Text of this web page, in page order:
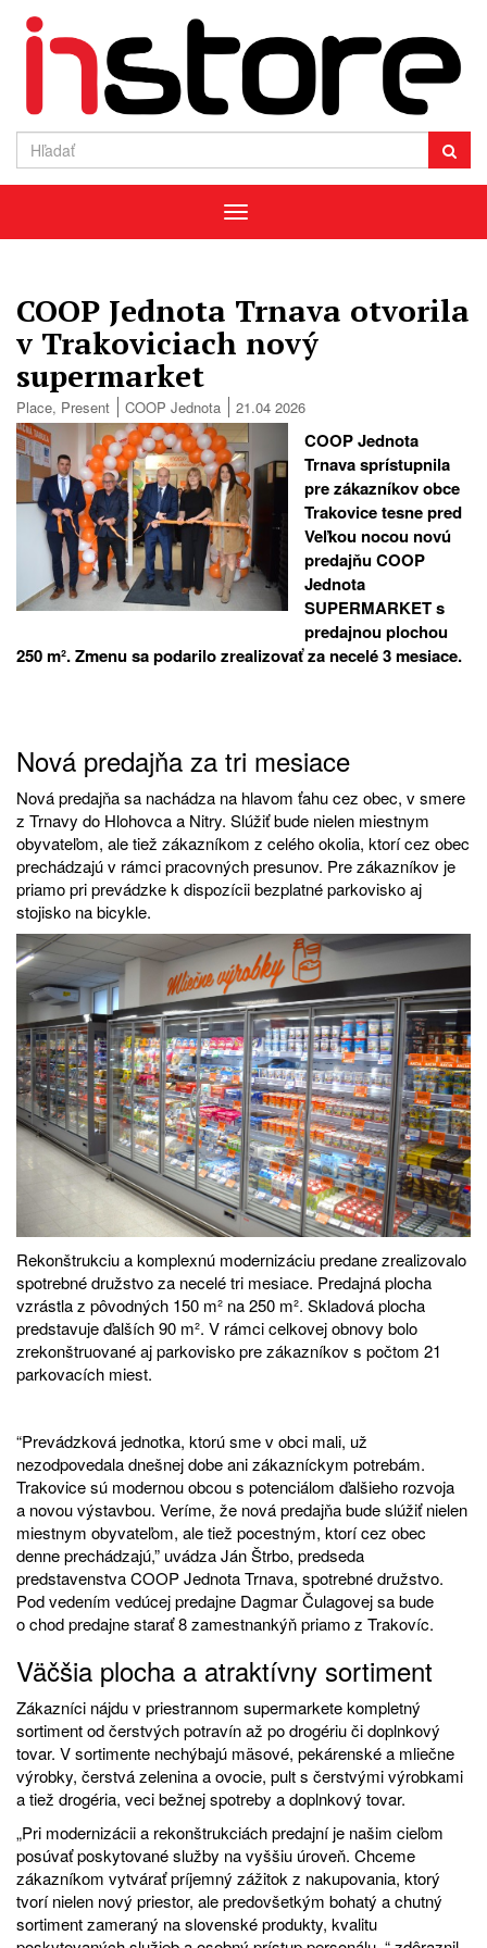
Menu
COOP Jednota Trnava otvorila
v Trakoviciach nový
supermarket
Place, Present COOP Jednota 21.04 2026
COOP Jednota
Trnava sprístupnila
pre zákazníkov obce
Trakovice tesne pred
Veľkou nocou novú
predajňu COOP
Jednota
SUPERMARKET s
predajnou plochou
250 m². Zmenu sa podarilo zrealizovať za necelé 3 mesiace.
Nová predajňa za tri mesiace
Nová predajňa sa nachádza na hlavom ťahu cez obec, v smere
z Trnavy do Hlohovca a Nitry. Slúžiť bude nielen miestnym
obyvateľom, ale tiež zákazníkom z celého okolia, ktorí cez obec
prechádzajú v rámci pracovných presunov. Pre zákazníkov je
priamo pri prevádzke k dispozícii bezplatné parkovisko aj
stojisko na bicykle.
Rekonštrukciu a komplexnú modernizáciu predane zrealizovalo
spotrebné družstvo za necelé tri mesiace. Predajná plocha
vzrástla z pôvodných 150 m² na 250 m². Skladová plocha
predstavuje ďalších 90 m². V rámci celkovej obnovy bolo
zrekonštruované aj parkovisko pre zákazníkov s počtom 21
parkovacích miest.
“Prevádzková jednotka, ktorú sme v obci mali, už
nezodpovedala dnešnej dobe ani zákazníckym potrebám.
Trakovice sú modernou obcou s potenciálom ďalšieho rozvoja
a novou výstavbou. Veríme, že nová predajňa bude slúžiť nielen
miestnym obyvateľom, ale tiež pocestným, ktorí cez obec
denne prechádzajú,” uvádza Ján Štrbo, predseda
predstavenstva COOP Jednota Trnava, spotrebné družstvo.
Pod vedením vedúcej predajne Dagmar Čulagovej sa bude
o chod predajne starať 8 zamestnankýň priamo z Trakovíc.
Väčšia plocha a atraktívny sortiment
Zákazníci nájdu v priestrannom supermarkete kompletný
sortiment od čerstvých potravín až po drogériu či doplnkový
tovar. V sortimente nechýbajú mäsové, pekárenské a mliečne
výrobky, čerstvá zelenina a ovocie, pult s čerstvými výrobkami
a tiež drogéria, veci bežnej spotreby a doplnkový tovar.
„Pri modernizácii a rekonštrukciách predajní je našim cieľom
posúvať poskytované služby na vyššiu úroveň. Chceme
zákazníkom vytvárať príjemný zážitok z nakupovania, ktorý
tvorí nielen nový priestor, ale predovšetkým bohatý a chutný
sortiment zameraný na slovenské produkty, kvalitu